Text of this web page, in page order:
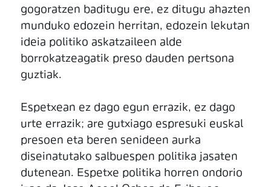
gogoratzen baditugu ere, ez ditugu ahazten
munduko edozein herritan, edozein lekutan
ideia politiko askatzaileen alde
borrokatzeagatik preso dauden pertsona
guztiak.
Espetxean ez dago egun errazik, ez dago
urte errazik; are gutxiago espresuki euskal
presoen eta beren senideen aurka
diseinatutako salbuespen politika jasaten
dutenean. Espetxe politika horren ondorio